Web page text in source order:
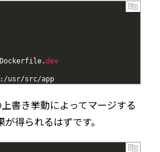
Dockerfile.dev
: /usr/src/app
書き挙動によってマージする
得られるはずです。